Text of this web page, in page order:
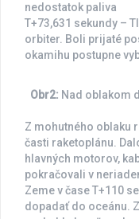
nedostatok paliva
T+73,631 sekundy –
orbiter. Boli prijaté
okamihu postupne
Obr2: Nad oblakom
Z mohutného oblaku
časti raketoplánu.
hlavných motorov,
pokračovali v
Zeme v čase T+110
dopadať do oceánu.